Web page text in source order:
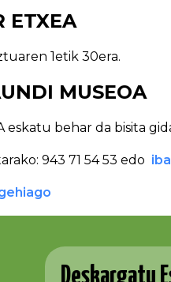
ETXEA
1etik 30era.
MUSEOA
eskatu behar da bisita
943 71 54 53 edo
Deskargatu